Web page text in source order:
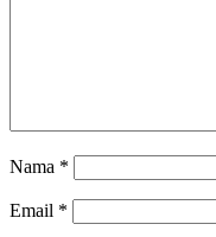
Nama *
Email *